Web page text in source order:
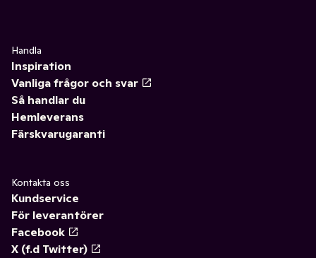
Handla
Inspiration
Vanliga frågor och svar
Så handlar du
Hemleverans
Färskvarugaranti
Kontakta oss
Kundservice
För leverantörer
Facebook
X (f.d Twitter)